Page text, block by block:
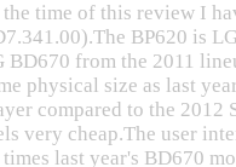
time of this review I
BP620 is
BD670 from the 2011
physical size as last
compared to the 2012
very cheap.The user
last year's BD670